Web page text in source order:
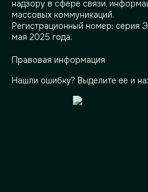
надзору в сфере связи,
массовых коммуникаций.
Регистрационный номер:
мая 2025 года.
Правовая информация
Нашли ошибку? Выделите ее и